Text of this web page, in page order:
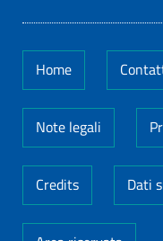
Home
Note legali
Credits Dati